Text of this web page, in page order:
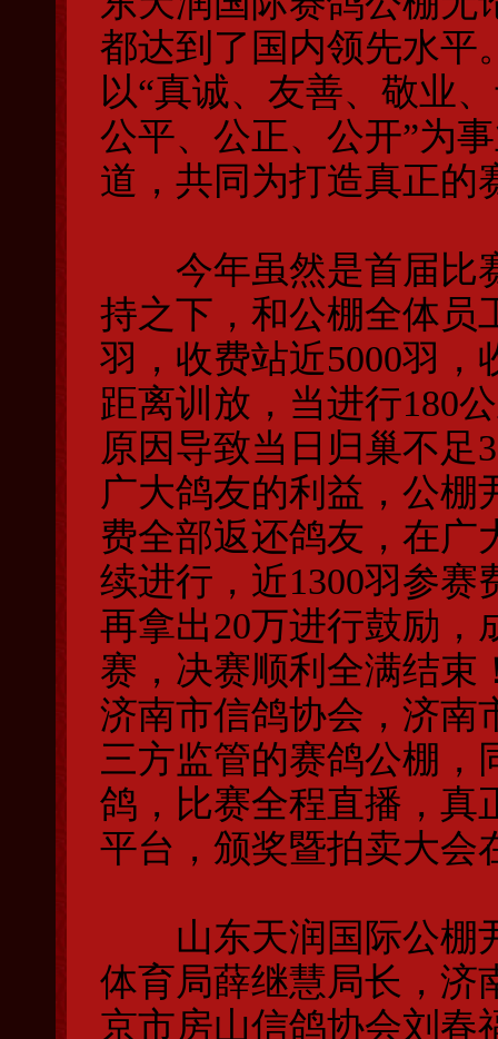
都达到了国内领先水平
以“真诚、友善、敬业
公平、公正、公开”为
道，共同为打造真正的
今年虽然是首届比
持之下，和公棚全体员
羽，收费站近5000羽
距离训放，当进行180
原因导致当日归巢不足
广大鸽友的利益，公棚
费全部返还鸽友，在广
续进行，近1300羽参
再拿出20万进行鼓励，
赛，决赛顺利全满结束
济南市信鸽协会，济南
三方监管的赛鸽公棚，
鸽，比赛全程直播，真
平台，颁奖暨拍卖大会
山东天润国际公棚
体育局薛继慧局长，济
京市房山信鸽协会刘春